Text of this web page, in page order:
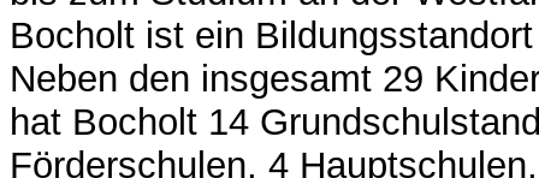
Bocholt ist ein
Neben den insgesamt 29
hat Bocholt 14
Förderschulen, 4